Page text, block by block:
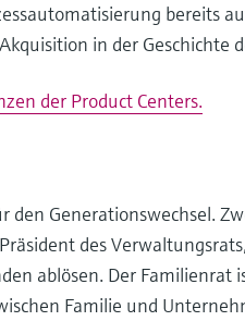
bereits
in der Geschichte
der Product Centers.
Generationswechsel.
des
ablösen. Der
Familie und